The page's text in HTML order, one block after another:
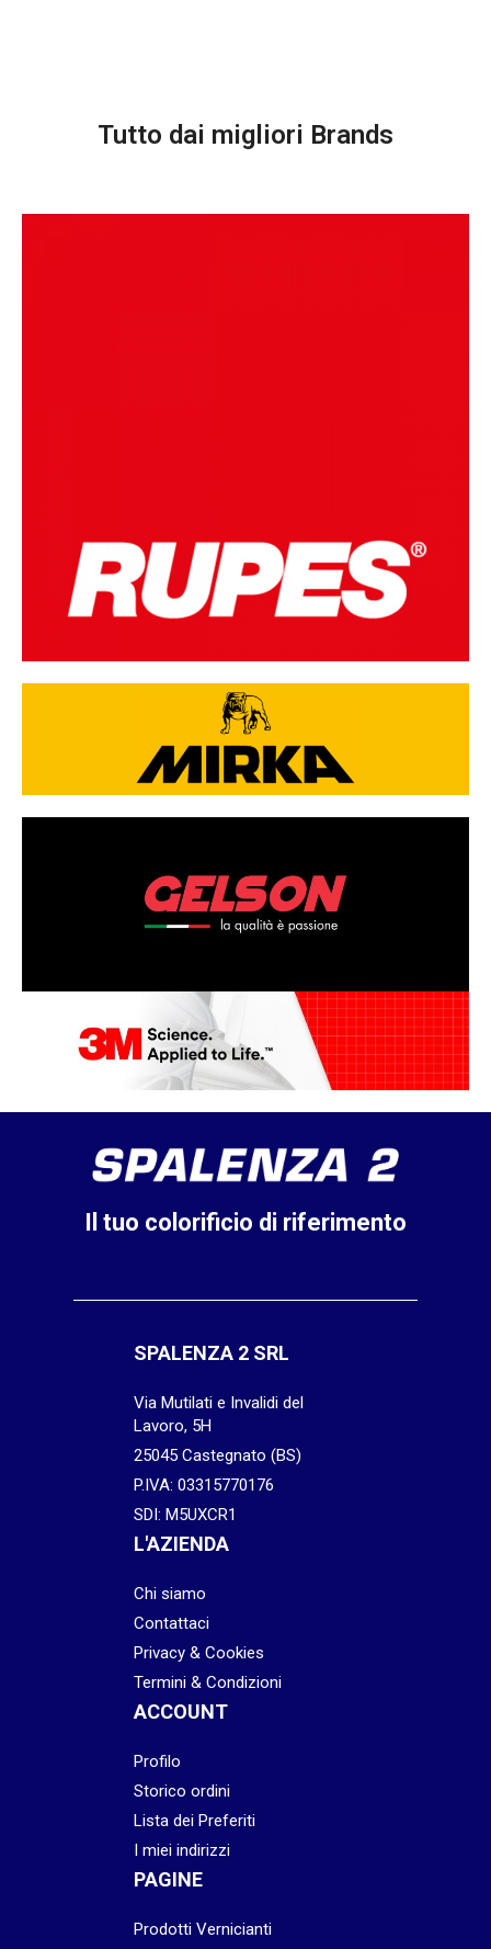
Tutto dai migliori Brands
Il tuo colorificio di riferimento
SPALENZA 2 SRL
Via Mutilati e Invalidi del
Lavoro, 5H
25045 Castegnato (BS)
P.IVA: 03315770176
SDI: M5UXCR1
L'AZIENDA
Chi siamo
Contattaci
Privacy & Cookies
Termini & Condizioni
ACCOUNT
Profilo
Storico ordini
Lista dei Preferiti
I miei indirizzi
PAGINE
Prodotti Vernicianti